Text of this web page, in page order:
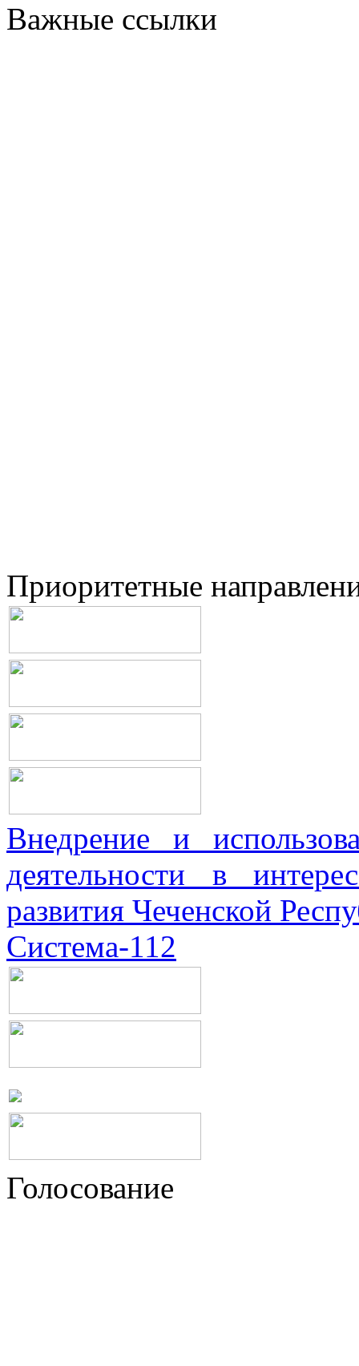
Важные ссылки
Приоритетные
Внедрение и
деятельности в
развития Чеченской
Система-112
Голосование